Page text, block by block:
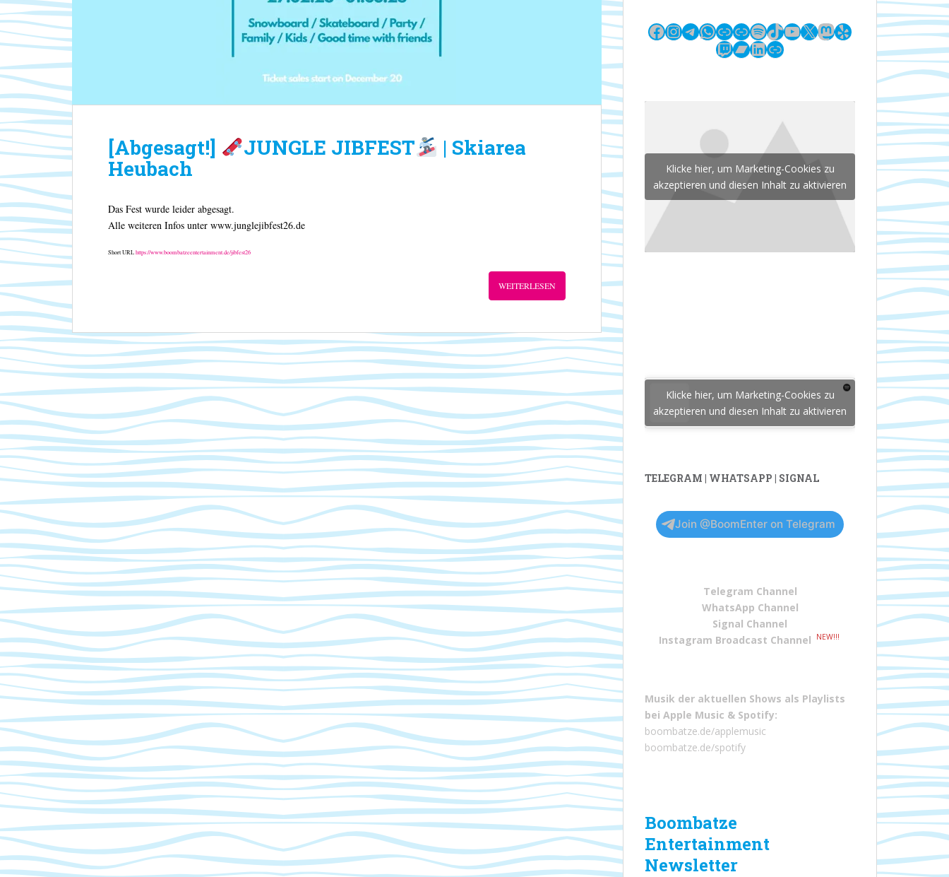
[Abgesagt!] JUNGLE JIBFEST
| Skiarea
Heubach
Das Fest wurde leider abgesagt.
Alle weiteren Infos unter www.junglejibfest26.de
Short URLhttps://www.boombatzeentertainment.de/jibfest26
WEITERLESEN
Facebook
Instagram
Telegram
WhatsApp
LinkLinkSpotify
TikTok
YouTube
X Mastodon
Yelp
Twitch
Bandcamp
LinkedIn
Link
Klicke hier, um Marketing-Cookies zu
akzeptieren und diesen Inhalt zu aktivieren
Klicke hier, um Marketing-Cookies zu
akzeptieren und diesen Inhalt zu aktivieren
TELEGRAM | WHATSAPP | SIGNAL
Join @BoomEnter on Telegram
Telegram Channel
WhatsApp Channel
Signal Channel
Instagram Broadcast Channel
NEW!!!
Musik der aktuellen Shows als Playlists
bei Apple Music & Spotify:
boombatze.de/applemusic
boombatze.de/spotify
Boombatze
Entertainment
Newsletter